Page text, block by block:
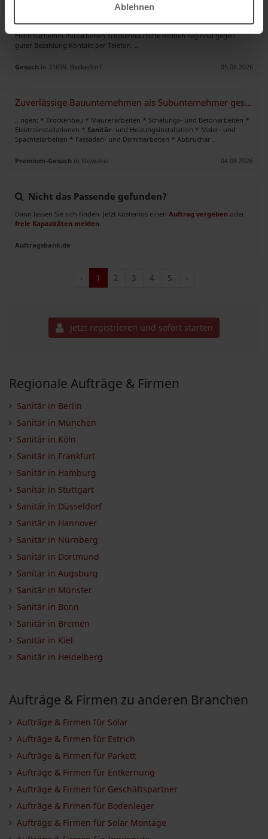
Ablehnen
Heizung trockenbau,elktoarbeiten
.. wir suchen für Baugewerbe bestimmte Gewerke HeizungSanitär
Elektroarbeiten Putzarbeiten Trockenbau bitte melden regional gegen
guter Bezahlung Kontakt per Telefon. ..
Gesuch in 31699, Beckedorf 05.08.2026
Zuverlässige Bauunternehmen als Subunternehmer gesucht!
.. ngen: * Trockenbau * Maurerarbeiten * Schalungs- und Betonarbeiten *
Elektroinstallationen * Sanitär- und Heizungsinstallation * Maler- und
Spachtelarbeiten * Fassaden- und Dämmarbeiten * Abbruchar ..
Premium-Gesuch in Slowakei 04.08.2026
Nicht das Passende gefunden?
Dann lassen Sie sich finden: Jetzt kostenlos einen Auftrag vergeben oder
freie Kapazitäten melden.
Auftragsbank.de
‹ 1 2 3 4 5 ›
Jetzt registrieren und sofort starten
Regionale Aufträge & Firmen
Sanitär in Berlin
Sanitär in München
Sanitär in Köln
Sanitär in Frankfurt
Sanitär in Hamburg
Sanitär in Stuttgart
Sanitär in Düsseldorf
Sanitär in Hannover
Sanitär in Nürnberg
Sanitär in Dortmund
Sanitär in Augsburg
Sanitär in Münster
Sanitär in Bonn
Sanitär in Bremen
Sanitär in Kiel
Sanitär in Heidelberg
Aufträge & Firmen zu anderen Branchen
Aufträge & Firmen für Solar
Aufträge & Firmen für Estrich
Aufträge & Firmen für Parkett
Aufträge & Firmen für Entkernung
Aufträge & Firmen für Geschäftspartner
Aufträge & Firmen für Bodenleger
Aufträge & Firmen für Solar Montage